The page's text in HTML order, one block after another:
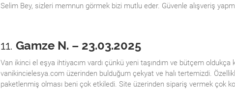
Selim Bey, sizleri memnun görmek bizi mutlu eder. Güvenle alışveriş
11. Gamze N. – 23.03.2025
Van ikinci el eşya ihtiyacım vardı çünkü yeni taşındım ve bütçem oldukça
vanikincielesya.com üzerinden bulduğum çekyat ve halı tertemizdi.
paketlenmiş olması beni çok etkiledi. Site üzerinden sipariş vermek çok